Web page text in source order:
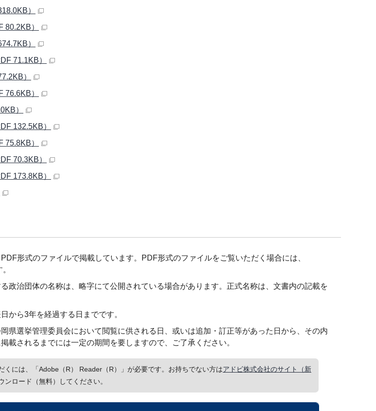
）
80.2KB）
）
71.1KB）
）
76.6KB）
）
132.5KB）
75.8KB）
70.3KB）
173.8KB）
形式のファイルで掲載しています。PDF形式のファイルをご覧いただく場合には、
政治団体の名称は、略字にて公開されている場合があります。正式名称は、文書内の記載を
から3年を経過する日までです。
県選挙管理委員会において閲覧に供される日、或いは追加・訂正等があった日から、その内
載されるまでには一定の期間を要しますので、ご了承ください。
くには、「Adobe（R） Reader（R）」が必要です。お持ちでない方はアドビ株式会社のサイト（新
ンロード（無料）してください。